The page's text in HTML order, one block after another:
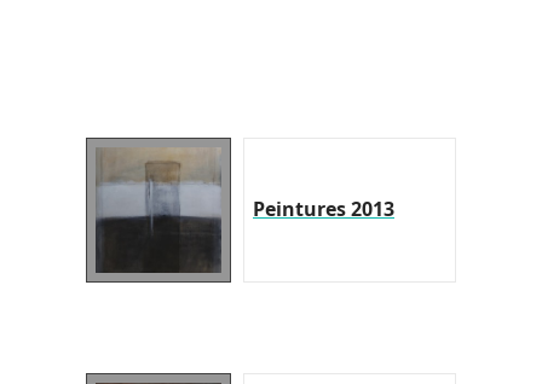
Peintures 2013